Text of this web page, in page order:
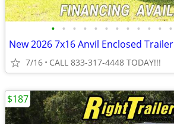
• • • • • • • • • • • •
New 2026 7x16 Anvil Enclosed Trailer
7/16 CALL 833-317-4448 TODAY!!!
$187